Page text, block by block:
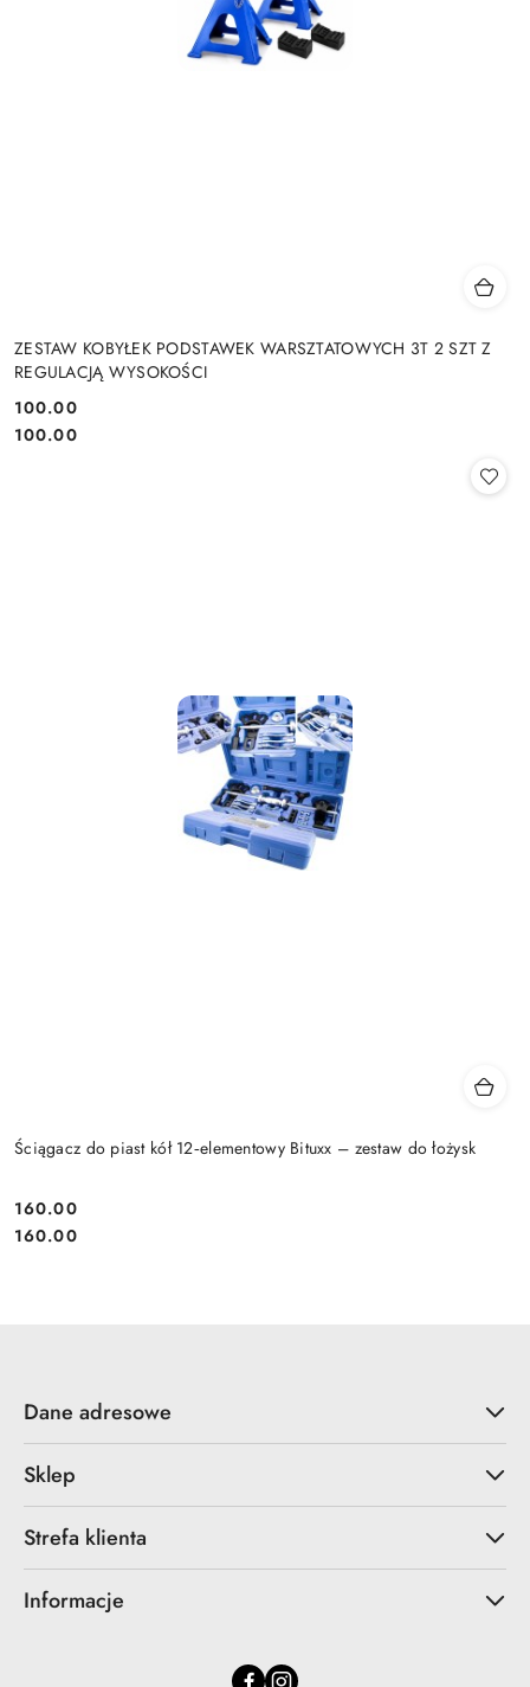
ZESTAW KOBYŁEK PODSTAWEK WARSZTATOWYCH 3T 2 SZT Z
REGULACJĄ WYSOKOŚCI
Cena:
100.00
Cena:
100.00
Ściągacz do piast kół 12‑elementowy Bituxx – zestaw do łożysk
Cena:
160.00
Cena:
160.00
Dane adresowe
Sklep
Strefa klienta
Informacje